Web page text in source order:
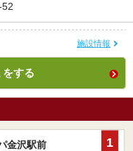
施設情報
をする
金沢駅前
1